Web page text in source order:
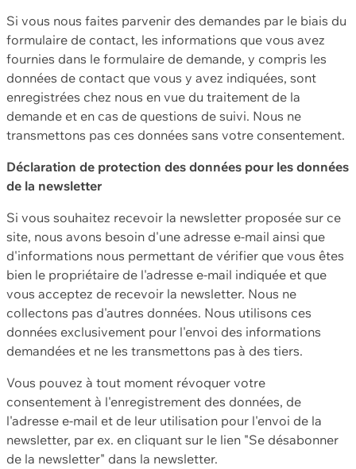
Si vous nous faites parvenir des demandes par le biais du
formulaire de contact, les informations que vous avez
fournies dans le formulaire de demande, y compris les
données de contact que vous y avez indiquées, sont
enregistrées chez nous en vue du traitement de la
demande et en cas de questions de suivi. Nous ne
transmettons pas ces données sans votre consentement.
Déclaration de protection des données pour les données
de la newsletter
Si vous souhaitez recevoir la newsletter proposée sur ce
site, nous avons besoin d'une adresse e-mail ainsi que
d'informations nous permettant de vérifier que vous êtes
bien le propriétaire de l'adresse e-mail indiquée et que
vous acceptez de recevoir la newsletter. Nous ne
collectons pas d'autres données. Nous utilisons ces
données exclusivement pour l'envoi des informations
demandées et ne les transmettons pas à des tiers.
Vous pouvez à tout moment révoquer votre
consentement à l'enregistrement des données, de
l'adresse e-mail et de leur utilisation pour l'envoi de la
newsletter, par ex. en cliquant sur le lien "Se désabonner
de la newsletter" dans la newsletter.